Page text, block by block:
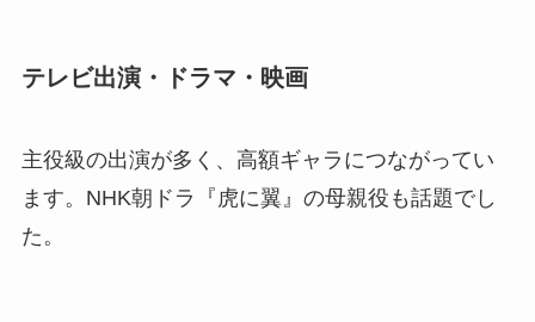
テレビ出演・ドラマ・映画
主役級の出演が多く、高額ギャラにつながってい
ます。NHK朝ドラ『虎に翼』の母親役も話題でし
た。